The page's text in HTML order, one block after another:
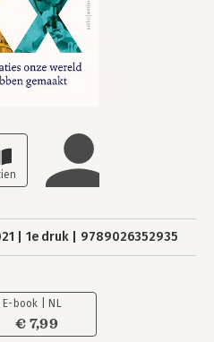
1e druk 9789026352935
E-book | NL
€ 7,99